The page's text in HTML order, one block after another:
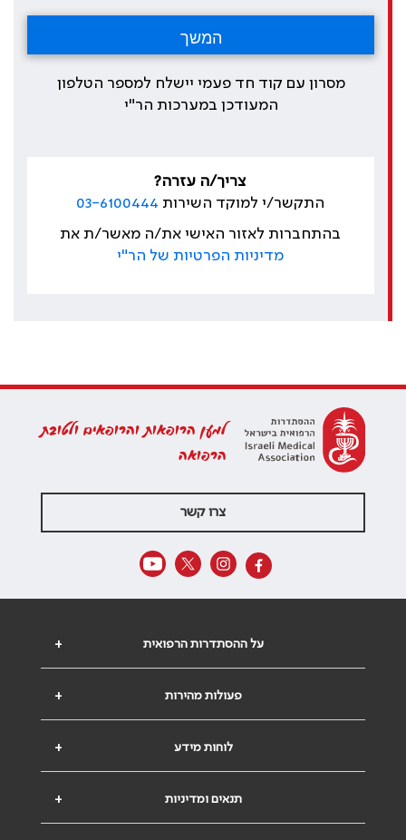
מסרון עם קוד חד פעמי יישלח למספר הטלפון
המעודכן במערכות הר"י
צריך/ה עזרה?
התקשר/י למוקד השירות 03-6100444
בהתחברות לאזור האישי את/ה מאשר/ת את
מדיניות הפרטיות של הר"י
למען הרופאות והרופאים ולטובת
הרפואה
צרו קשר
+ על ההסתדרות הרפואית
+ פעולות מהירות
+ לוחות מידע
+ תנאים ומדיניות